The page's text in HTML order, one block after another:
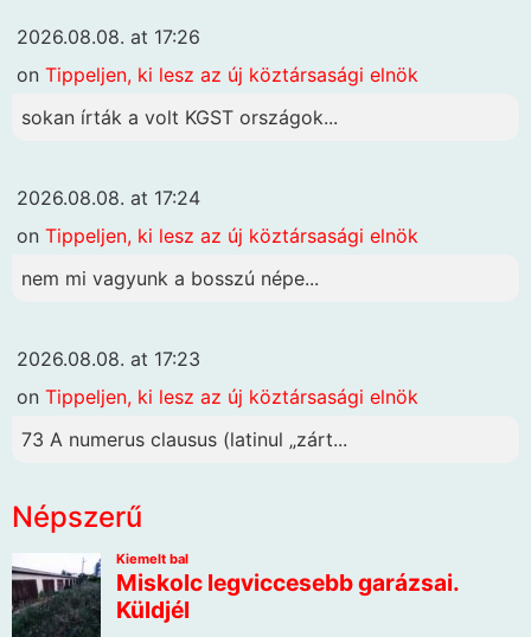
2026.08.08. at 17:26
on Tippeljen, ki lesz az új köztársasági elnök
sokan írták a volt KGST országok...
2026.08.08. at 17:24
on Tippeljen, ki lesz az új köztársasági elnök
nem mi vagyunk a bosszú népe...
2026.08.08. at 17:23
on Tippeljen, ki lesz az új köztársasági elnök
73 A numerus clausus (latinul „zárt...
Népszerű